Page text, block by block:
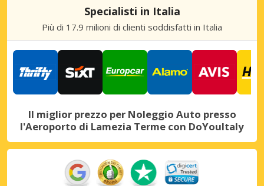
Specialisti in Italia
Più di 17.9 milioni di clienti soddisfatti in Italia
Il miglior prezzo per Noleggio Auto presso
l'Aeroporto di Lamezia Terme con DoYouItaly